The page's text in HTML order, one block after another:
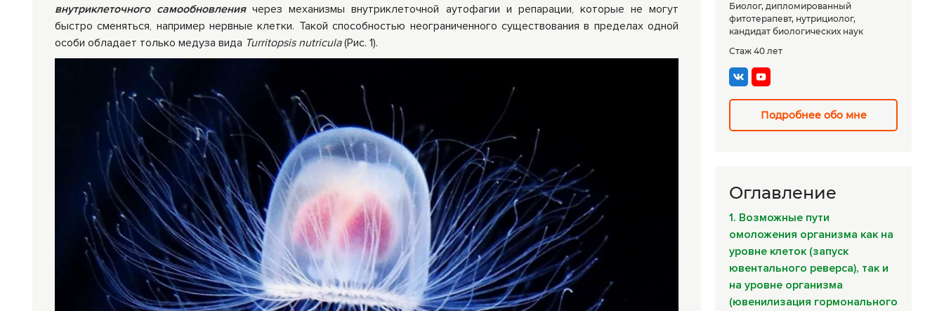
внутриклеточного самообновлениячерез механизмы внутриклеточной аутофагии и репарации, которые не могут
быстро сменяться, например нервные клетки. Такой способностью неограниченного существования в пределах одной
особи обладает только медуза вида Turritopsis nutricula(Рис. 1).
Биолог, дипломированный
фитотерапевт, нутрициолог,
кандидат биологических наук
Стаж 40 лет
Подробнее обо мне
Оглавление
1. Возможные пути
омоложения организма как на
уровне клеток (запуск
ювентального реверса), так и
на уровне организма
(ювенилизация гормонального